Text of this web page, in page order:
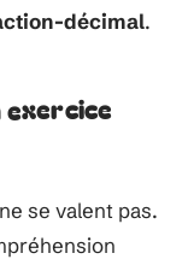
décimal.
se valent pas.